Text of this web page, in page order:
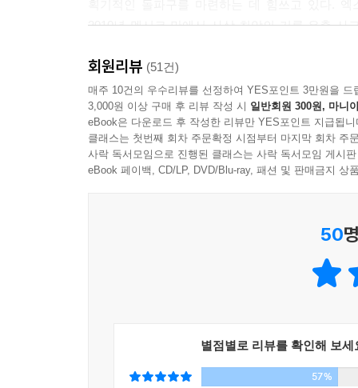
우리는 언제나 장기적인 데 집중하려고 노력합니
우리는 뭘 할지 어떻게 결정할까요? 앞으로 매진
아주 간단합니다. ‘우리가 칫솔만큼 자주 사용하
생각합니다. 우리는 지메일을 하루에 두 번 이상,
본 사람들은 이렇게 말했습니다. “그걸로는 돈을
리적으로 미친 생각을 합니다. 실제로 유튜브는 4
---「억만장자가 되려면 크게 생각하라」중에서
그 점이 바로 이 책에서 궁극적으로 말하려는 바
가져올 수 없다. 그것은 여러분과 나에게 달린 일
다시 말해 대담하고 밝은 미래는 바로 저기에 있
2010년 멕시코 만에서 사상 최악의 기름 유출 사
기업인 퀄컴의 주도하에 이루어지고 있는
프라이즈’(Tricorder X-PRIZE)도 진행 중이다.
그렇다면 그는 왜 이런 말도 안 되고 현실화하
어마어마한 파급력을 누구보다 잘 알고 있고 미
때문이다. 불과 몇 년 전까지만 해도 인공지능이
‘대담한 생각’으로 부를 창출하고 세상에 충격을 가
그러한 기술들이 기존 산업에 미칠 영향 및 비
3D 프린팅의 앞날을 예측한 선구적인 기업가
회원리뷰 (51건)
매주 10건의 우수리뷰를 선정하여 YES포인트 3만원을 드
3,000원 이상 구매 후 리뷰 작성 시 일반회원 300원, 마니
eBook은 다운로드 후 작성한 리뷰만 YES포인트 지급됩니
클래스는 첫번째 회차 주문확정 시점부터 마지막 회차 주
사락 독서모임으로 진행된 클래스는 사락 독서모임 게시
eBook 페이백, CD/LP, DVD/Blu-ray, 패션 및 판매금지 상
50
별점별로 리뷰를 확인해 보세
57%